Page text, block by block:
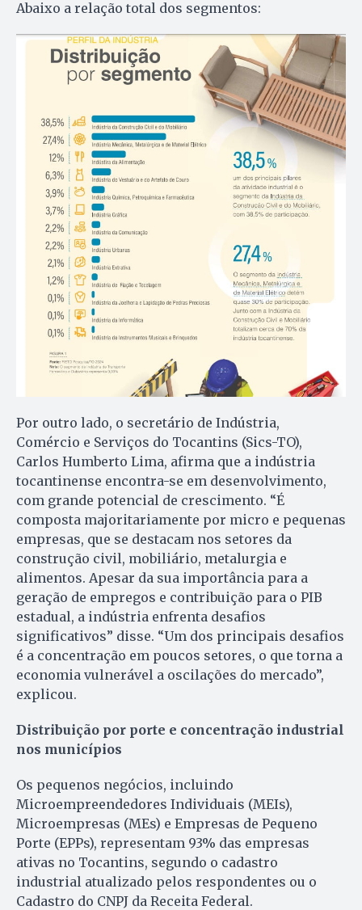
Abaixo a relação total dos segmentos:
Por outro lado, o secretário de Indústria,
Comércio e Serviços do Tocantins (Sics-TO),
Carlos Humberto Lima, afirma que a indústria
tocantinense encontra-se em desenvolvimento,
com grande potencial de crescimento. “É
composta majoritariamente por micro e pequenas
empresas, que se destacam nos setores da
construção civil, mobiliário, metalurgia e
alimentos. Apesar da sua importância para a
geração de empregos e contribuição para o PIB
estadual, a indústria enfrenta desafios
significativos” disse. “Um dos principais desafios
é a concentração em poucos setores, o que torna a
economia vulnerável a oscilações do mercado”,
explicou.
Distribuição por porte e concentração industrial
nos municípios
Os pequenos negócios, incluindo
Microempreendedores Individuais (MEIs),
Microempresas (MEs) e Empresas de Pequeno
Porte (EPPs), representam 93% das empresas
ativas no Tocantins, segundo o cadastro
industrial atualizado pelos respondentes ou o
Cadastro do CNPJ da Receita Federal.